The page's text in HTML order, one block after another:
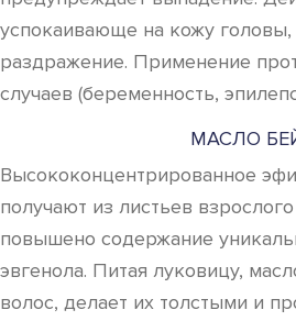
успокаивающе на кожу головы,
раздражение. Применение
случаев (беременность,
МАСЛО
Высококонцентрированное
получают из листьев
повышено содержание
эвгенола. Питая луковицу,
волос, делает их толстыми и